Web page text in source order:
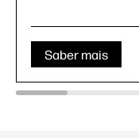
Saber mais